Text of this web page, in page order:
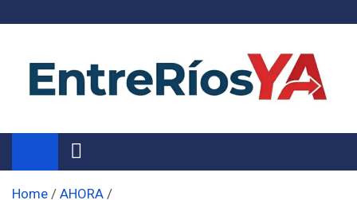
Noticias de Entre Ríos
Información de toda la provincia ahora
Home
AHORA